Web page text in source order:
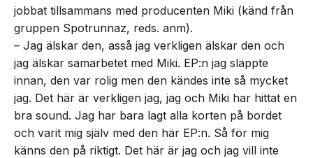
jobbat tillsammans med producenten Miki (känd från
gruppen Spotrunnaz, reds. anm).
– Jag älskar den, asså jag verkligen älskar den och
jag älskar samarbetet med Miki. EP:n jag släppte
innan, den var rolig men den kändes inte så mycket
jag. Det här är verkligen jag, jag och Miki har hittat en
bra sound. Jag har bara lagt alla korten på bordet
och varit mig själv med den här EP:n. Så för mig
känns den på riktigt. Det här är jag och jag vill inte